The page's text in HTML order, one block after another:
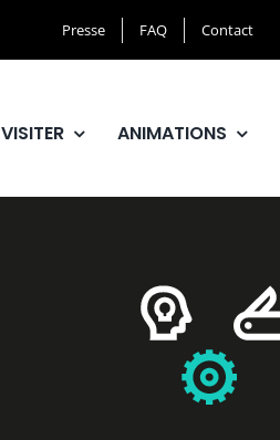
Presse FAQ Contact
VISITER ANIMATIONS